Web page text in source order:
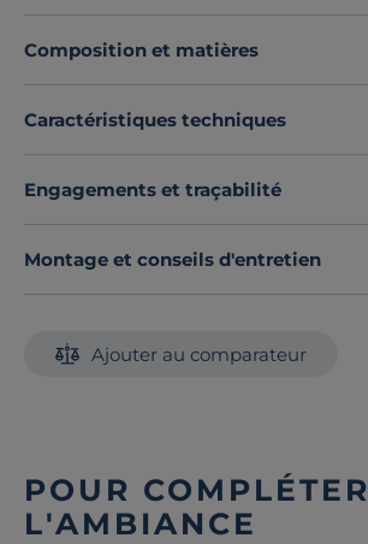
Composition et matières
Caractéristiques techniques
Engagements et traçabilité
Montage et conseils d'entretien
Ajouter au comparateur
POUR COMPLÉTER
L'AMBIANCE